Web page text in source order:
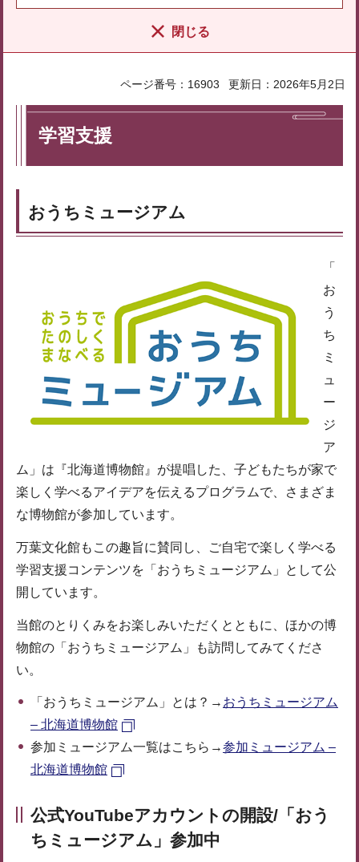
閉じる
ページ番号：16903 更新日：2026年5月2日
学習支援
おうちミュージアム
「
お
う
ち
ミ
ュ
ー
ジ
ア
ム」は『北海道博物館』が提唱した、子どもたちが家で
楽しく学べるアイデアを伝えるプログラムで、さまざま
な博物館が参加しています。
万葉文化館もこの趣旨に賛同し、ご自宅で楽しく学べる
学習支援コンテンツを「おうちミュージアム」として公
開しています。
当館のとりくみをお楽しみいただくとともに、ほかの博
物館の「おうちミュージアム」も訪問してみてくださ
い。
「おうちミュージアム」とは？→ おうちミュージアム
– 北海道博物館
参加ミュージアム一覧はこちら→参加ミュージアム –
北海道博物館
公式YouTubeアカウントの開設/「おう
ちミュージアム」参加中